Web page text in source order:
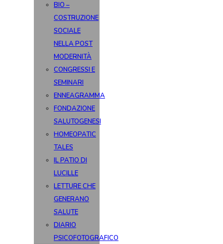
BIO –
COSTRUZIONE
SOCIALE
NELLA POST
MODERNITÀ
CONGRESSI E
SEMINARI
ENNEAGRAMMA
FONDAZIONE
SALUTOGENESI
HOMEOPATIC
TALES
IL PATIO DI
LUCILLE
LETTURE CHE
GENERANO
SALUTE
DIARIO
PSICOFOTOGRAFICO